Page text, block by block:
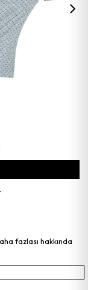
fazlası hakkında